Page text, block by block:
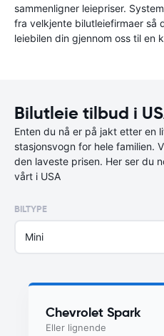
sammenligner leiepriser.
fra velkjente bilutleiefirmaer så
leiebilen din gjennom oss til en
Bilutleie tilbud i
Enten du nå er på jakt etter en
stasjonsvogn for hele familien.
den laveste prisen. Her ser du
vårt i USA
BILTYPE
Mini
Chevrolet Spark
Eller lignende